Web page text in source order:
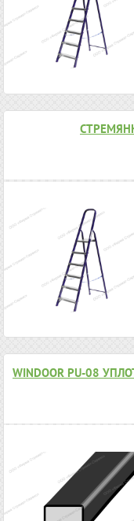
WINDOOR PU-08